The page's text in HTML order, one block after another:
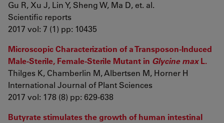
Gu R, Xu J, Lin Y, Sheng W, Ma D, et. al.
Scientific reports
2017 vol: 7 (1) pp: 10435
Microscopic Characterization of a Transposon-Induced
Male-Sterile, Female-Sterile Mutant in Glycine maxL.
Thilges K, Chamberlin M, Albertsen M, Horner H
International Journal of Plant Sciences
2017 vol: 178 (8) pp: 629-638
Butyrate stimulates the growth of human intestinal